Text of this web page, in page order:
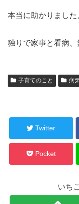
本当に助かりました
独りで家事と看病、
子育てのこと 病
Twitter
Pocket
いち